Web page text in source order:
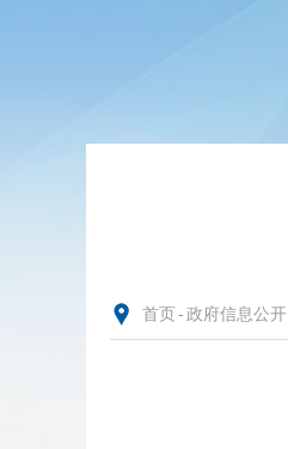
首页 - 政府信息公开